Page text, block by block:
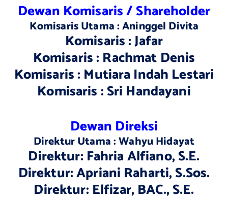
Dewan Komisaris / Shareholder
Komisaris Utama : Aninggel Divita
Komisaris : Jafar
Komisaris : Rachmat Denis
Komisaris : Mutiara Indah Lestari
Komisaris : Sri Handayani
Dewan Direksi
Direktur Utama : Wahyu Hidayat
Direktur: Fahria Alfiano, S.E.
Direktur: Apriani Raharti, S.Sos.
Direktur: Elfizar, BAC., S.E.